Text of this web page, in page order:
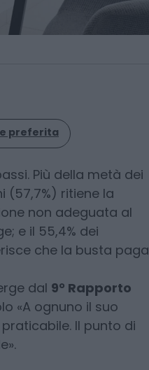
preferita
Più della metà dei
(57,7%) ritiene la
non adeguata al
e il 55,4% dei
che la busta paga
dal 9° Rapporto
«A ognuno il suo
Il punto di